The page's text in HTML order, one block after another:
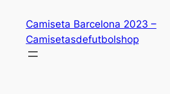
contenido
Camiseta Barcelona 2023 –
Camisetasdefutbolshop